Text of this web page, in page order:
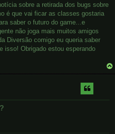
sobre a retirada dos bugs sobre
é que vai ficar as classes gostaria
saber o futuro do game...e
não joga mais muitos amigos
Diversão comigo eu queria saber
isso! Obrigado estou esperando